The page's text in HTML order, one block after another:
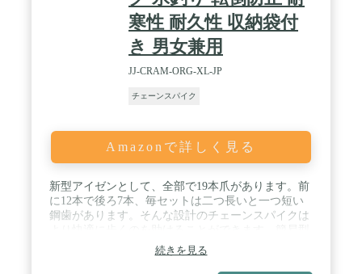
寒性 耐久性 収納袋付
き 男女兼用
JJ-CRAM-ORG-XL-JP
チェーンスパイク
Amazonで詳しく見る
新型アイゼンとして、全部で19本爪があります。前
に12本で後ろ7本、毎セットは二つ長いと一つ短い
鋼歯があります。そんな設計のチェーンスパイクは
の6本爪アイゼンより安定感の増します。高品質な
201スチール素材で作られるので、従来型のアイゼ
続きを見る